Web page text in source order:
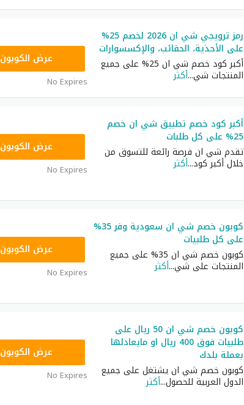
رمز ترويجي شي ان 2026 لخصم 25%
على الأحذية، الحقائب، والإكسسوارات
أكبر كود خصم شي ان 25% على جميع
المنتجات شي...أكثر
عرض الكوبون
No Expires
أكبر كود خصم تطبيق شي ان خصم
25% على كل طلبات
تقدم شي ان فرصة رائعة للتسوق من
خلال أكبر كود...أكثر
عرض الكوبون
No Expires
كوبون خصم شي ان سعودية وفر 35%
على كل طلبيات
كوبون خصم شي ان 35% على جميع
المنتجات على شي...أكثر
عرض الكوبون
No Expires
كوبون خصم شي ان 50 ريال على
طلبيات فوق 400 ريال او مايعادلها
بعملة بلدك
كوبون خصم شي ان يشتغل على جميع
الدول العربية للحصول...أكثر
عرض الكوبون
No Expires